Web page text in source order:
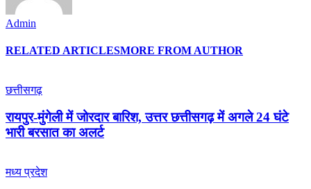
Admin
RELATED ARTICLESMORE FROM AUTHOR
छत्तीसगढ़
रायपुर-मुंगेली में जोरदार बारिश, उत्तर छत्तीसगढ़ में अगले 24 घंटे
भारी बरसात का अलर्ट
मध्य प्रदेश